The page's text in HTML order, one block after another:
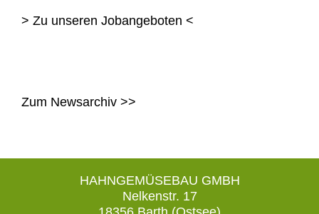
> Zu unseren Jobangeboten <
Zum Newsarchiv >>
HAHNGEMÜSEBAU GMBH
Nelkenstr. 17